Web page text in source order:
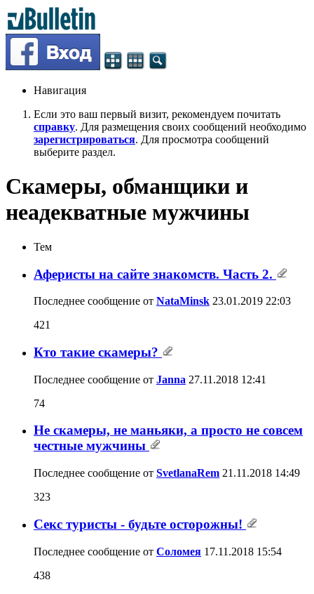
Навигация
Если это ваш первый визит, рекомендуем почитать
справку. Для размещения своих сообщений необходимо
зарегистрироваться. Для просмотра сообщений
выберите раздел.
Скамеры, обманщики и
неадекватные мужчины
Тем
Аферисты на сайте знакомств. Часть 2.
Последнее сообщение от NataMinsk 23.01.2019 22:03
421
Кто такие скамеры?
Последнее сообщение от Janna 27.11.2018 12:41
74
Не скамеры, не маньяки, а просто не совсем
честные мужчины
Последнее сообщение от SvetlanaRem 21.11.2018 14:49
323
Секс туристы - будьте осторожны!
Последнее сообщение от Соломея 17.11.2018 15:54
438